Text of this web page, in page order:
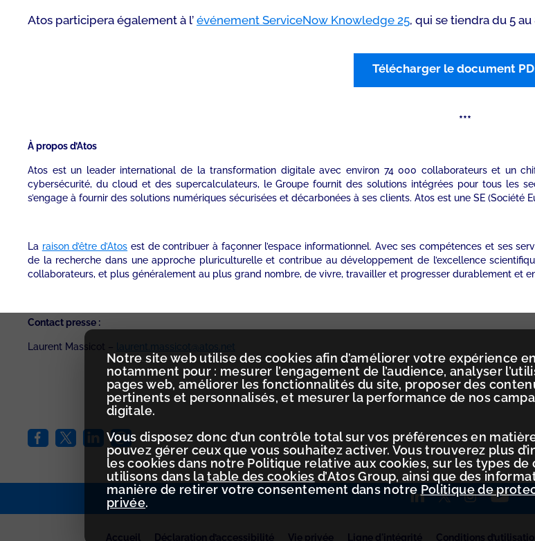
Notre site web utilise des cookies afin d’améliorer votre expérience
notamment pour : mesurer l’engagement de l’audience, analyser
pages web, améliorer les fonctionnalités du site, proposer des
pertinents et personnalisés, et mesurer la performance de nos
digitale.
Vous disposez donc d’un contrôle total sur vos préférences en
pouvez gérer ceux que vous souhaitez activer. Vous trouverez plus
les cookies dans notre Politique relative aux cookies, sur les types de
utilisons dans latable des cookies d’Atos Group, ainsi que des
manière de retirer votre consentement dans notre Politique de
privée.
Atos participera également à l’ événement ServiceNow Knowledge 25, qui se tiendra du 5 au
Télécharger le document
***
À propos d’Atos
Atos est un leader international de la transformation digitale avec environ 74 000 collaborateurs et un
cybersécurité, du cloud et des supercalculateurs, le Groupe fournit des solutions intégrées pour tous les
s’engage à fournir des solutions numériques sécurisées et décarbonées à ses clients. Atos est une SE (Société
La raison d’être d’Atos est de contribuer à façonner l’espace informationnel. Avec ses compétences et ses
de la recherche dans une approche pluriculturelle et contribue au développement de l’excellence
collaborateurs, et plus généralement au plus grand nombre, de vivre, travailler et progresser durablement et
Contact presse :
Laurent Massicot – laurent.massicot@atos.net
Accueil Déclaration d’accessibilité Vie privée Ligne d'intégrité Conditions